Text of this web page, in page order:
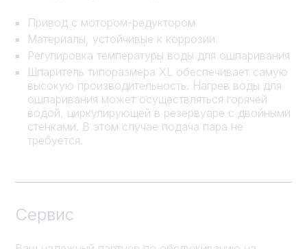
Привод с мотором-редуктором
Материалы, устойчивые к коррозии
Регулировка температуры воды для ошпаривания
Шпаритель типоразмера XL обеспечивает самую
высокую производительность. Нагрев воды для
ошпаривания может осуществляться горячей
водой, циркулирующей в резервуаре с двойными
стенками. В этом случае подача пара не
требуется.
Сервис